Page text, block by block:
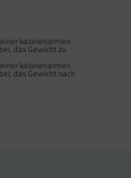
kalorienarmen
das Gewicht zu
kalorienarmen
das Gewicht nach
kalorienarmen
das Gewicht zu
kalorienarmen
das Gewicht nach